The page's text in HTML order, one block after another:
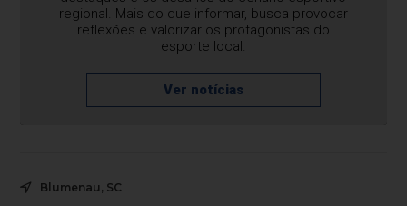
regional. Mais do que informar, busca provocar
reflexões e valorizar os protagonistas do
esporte local.
Ver notícias
Blumenau, SC